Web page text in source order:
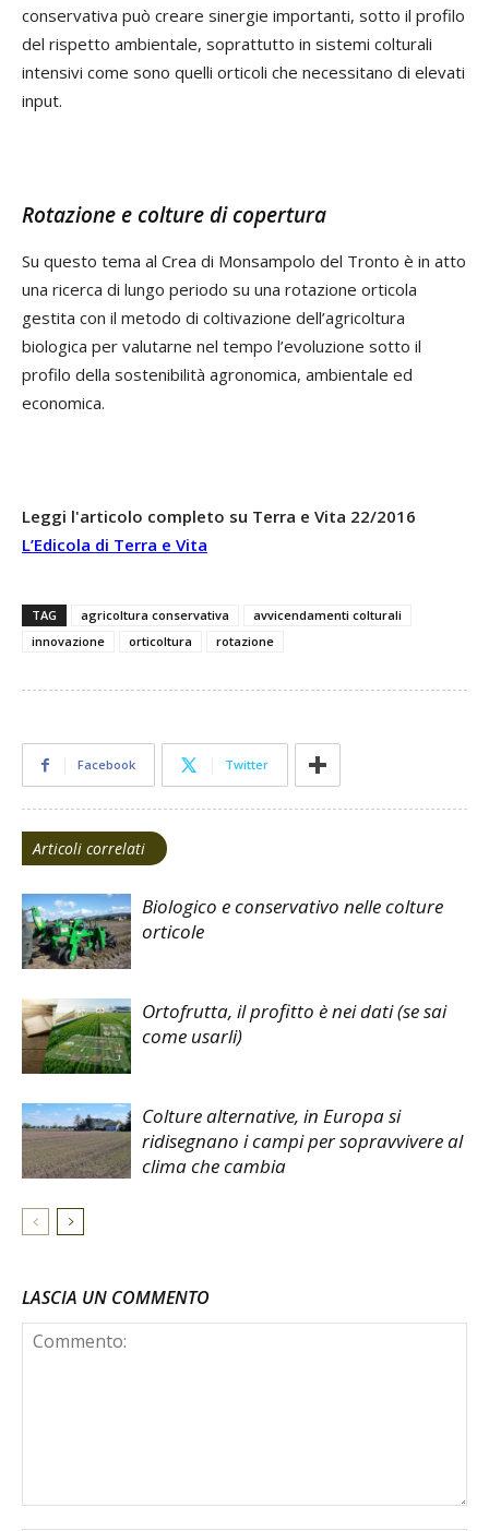
conservativa può creare sinergie importanti, sotto il profilo
del rispetto ambientale, soprattutto in sistemi colturali
intensivi come sono quelli orticoli che necessitano di elevati
input.
Rotazione e colture di copertura
Su questo tema al Crea di Monsampolo del Tronto è in atto
una ricerca di lungo periodo su una rotazione orticola
gestita con il metodo di coltivazione dell’agricoltura
biologica per valutarne nel tempo l’evoluzione sotto il
profilo della sostenibilità agronomica, ambientale ed
economica.
Leggi l'articolo completo su Terra e Vita 22/2016
L’Edicola di Terra e Vita
TAG agricoltura conservativa
avvicendamenti colturali
innovazione
orticoltura rotazione
Facebook Twitter
Articoli correlati
Biologico e conservativo nelle colture
orticole
Ortofrutta, il profitto è nei dati (se sai
come usarli)
Colture alternative, in Europa si
ridisegnano i campi per sopravvivere al
clima che cambia
LASCIA UN COMMENTO